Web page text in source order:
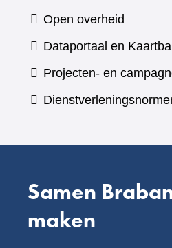
Open overheid
Dataportaal en
Projecten- en
Samen
maken